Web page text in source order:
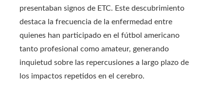
presentaban signos de ETC. Este descubrimiento
destaca la frecuencia de la enfermedad entre
quienes han participado en el fútbol americano
tanto profesional como amateur, generando
inquietud sobre las repercusiones a largo plazo de
los impactos repetidos en el cerebro.